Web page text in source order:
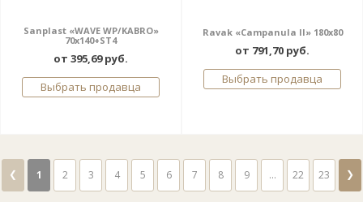
Sanplast «WAVE WP/KABRO»
70x140+ST4
от 395,69 руб.
Выбрать продавца
Ravak «Campanula II» 180x80
от 791,70 руб.
Выбрать продавца
❮ 1 2 3 4 5 6 7 8 9 ... 22 23 ❯